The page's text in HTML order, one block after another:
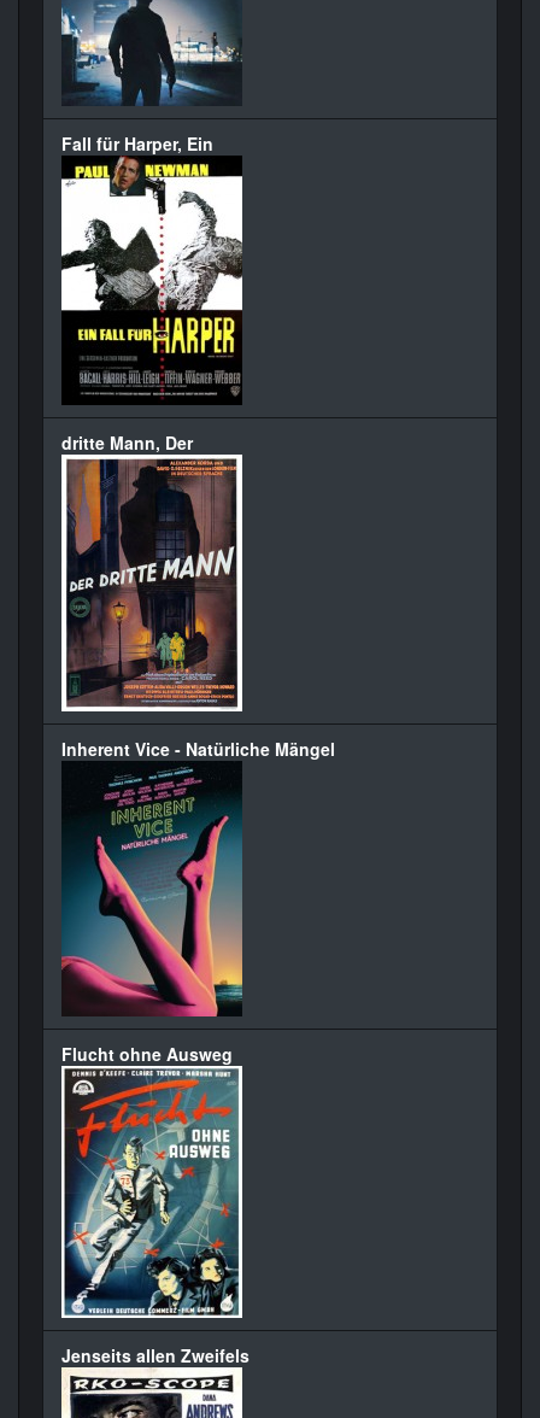
Fall für Harper, Ein
dritte Mann, Der
Inherent Vice - Natürliche Mängel
Flucht ohne Ausweg
Jenseits allen Zweifels